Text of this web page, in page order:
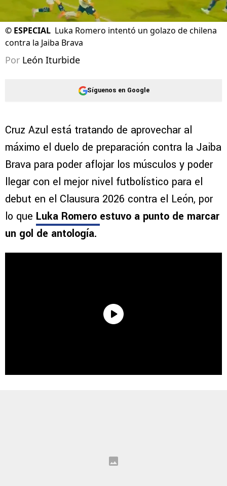
© ESPECIAL Luka Romero intentó un golazo de chilena
contra la Jaiba Brava
Por León Iturbide
Síguenos en Google
Cruz Azul está tratando de aprovechar al
máximo el duelo de preparación contra la Jaiba
Brava para poder aflojar los músculos y poder
llegar con el mejor nivel futbolístico para el
debut en el Clausura 2026 contra el León, por
lo que Luka Romero estuvo a punto de marcar
un gol de antología.